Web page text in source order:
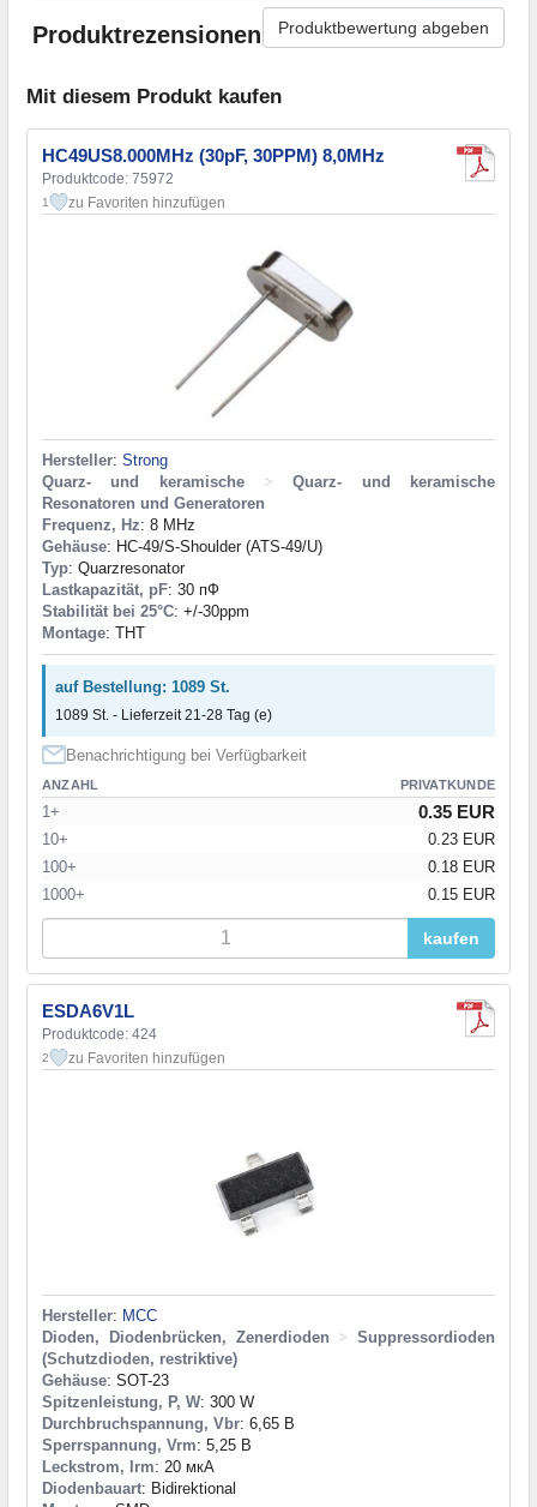
Produktrezensionen Produktbewertung abgeben
Mit diesem Produkt kaufen
HC49US8.000MHz (30pF, 30PPM) 8,0MHz
Produktcode: 75972
1 zu Favoriten hinzufügen
Hersteller: Strong
Quarz- und keramische
>
Quarz- und keramische
Resonatoren und Generatoren
Frequenz, Hz: 8 MHz
Gehäuse: HC-49/S-Shoulder (ATS-49/U)
Typ: Quarzresonator
Lastkapazität, pF: 30 пФ
Stabilität bei 25°C: +/-30ppm
Montage: THT
auf Bestellung: 1089 St.
1089 St. - Lieferzeit 21-28 Tag (e)
Benachrichtigung bei Verfügbarkeit
ANZAHL PRIVATKUNDE
1+ 0.35 EUR
10+
0.23 EUR
100+
0.18 EUR
1000+
0.15 EUR
kaufen
ESDA6V1L
Produktcode: 424
2 zu Favoriten hinzufügen
Hersteller: MCC
Dioden, Diodenbrücken, Zenerdioden > Suppressordioden
(Schutzdioden, restriktive)
Gehäuse: SOT-23
Spitzenleistung, P, W: 300 W
Durchbruchspannung, Vbr: 6,65 В
Sperrspannung, Vrm: 5,25 В
Leckstrom, Irm: 20 мкА
Diodenbauart: Bidirektional